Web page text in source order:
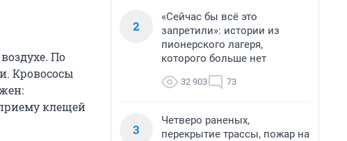
По
Кровососы
клещей
2
«Сейчас бы всё это
запретили»: истории из
пионерского лагеря,
которого больше нет
32 903 73
3
Четверо раненых,
перекрытие трассы, пожар на